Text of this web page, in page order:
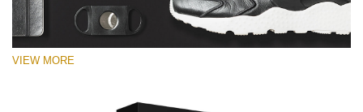
VIEW MORE